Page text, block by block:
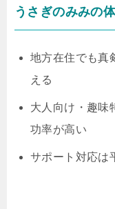
うさぎのみみの
地方在住でも真
える
大人向け・趣味
功率が高い
サポート対応は